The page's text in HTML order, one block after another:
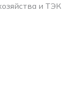
и ТЭК